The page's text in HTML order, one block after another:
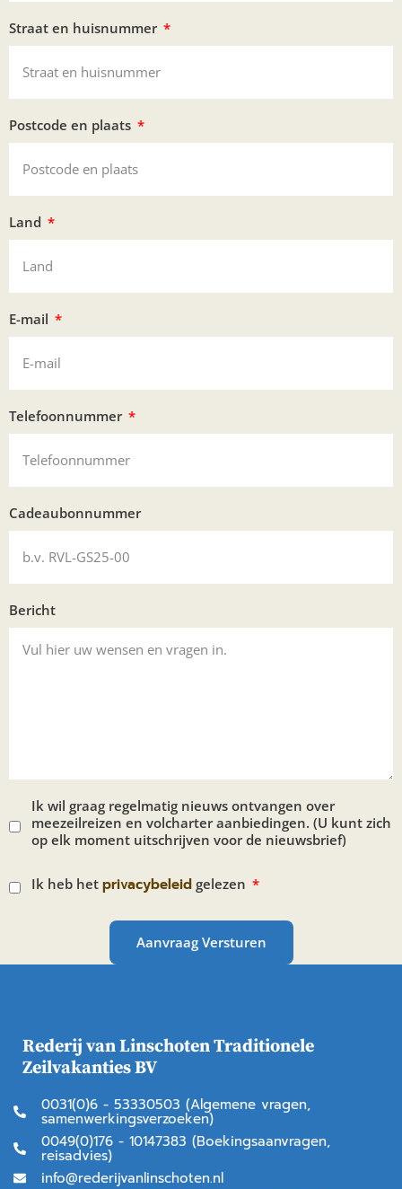
Straat en huisnummer
Postcode en plaats
Land
E-mail
Telefoonnummer
Cadeaubonnummer
Bericht
Ik wil graag regelmatig nieuws ontvangen over
meezeilreizen en volcharter aanbiedingen. (U kunt zich
op elk moment uitschrijven voor de nieuwsbrief)
Ik heb het privacybeleid gelezen
Aanvraag Versturen
Rederij van Linschoten Traditionele
Zeilvakanties BV
0031(0)6 - 53330503 (Algemene vragen,
samenwerkingsverzoeken)
0049(0)176 - 10147383 (Boekingsaanvragen,
reisadvies)
info@rederijvanlinschoten.nl